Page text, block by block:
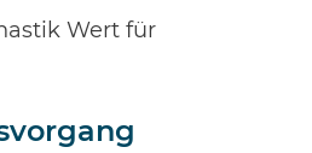
Wert für